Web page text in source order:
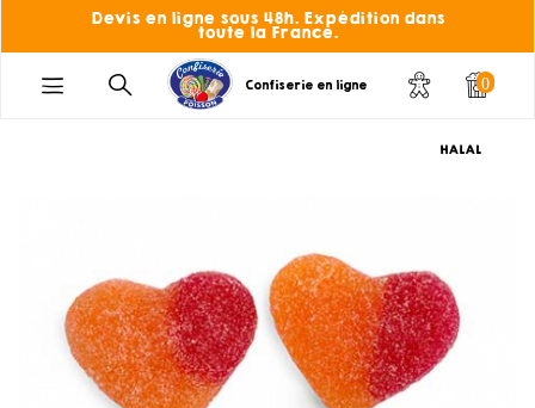
Devis en ligne sous 48h. Expédition dans
toute la France.
Confiserie en ligne 0